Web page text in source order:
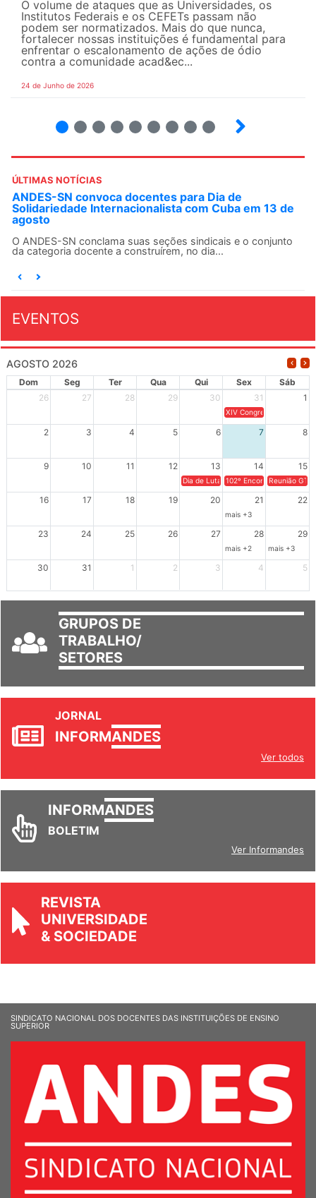
O volume de ataques que as Universidades, os
Institutos Federais e os CEFETs passam não
podem ser normatizados. Mais do que nunca,
fortalecer nossas instituições é fundamental para
enfrentar o escalonamento de ações de ódio
contra a comunidade acad&ec...
24 de Junho de 2026
ÚLTIMAS NOTÍCIAS
ANDES-SN convoca docentes para Dia de
Solidariedade Internacionalista com Cuba em 13 de
agosto
O ANDES-SN conclama suas seções sindicais e o conjunto
da categoria docente a construírem, no dia...
EVENTOS
AGOSTO 2026
Dom Seg Ter Qua Qui Sex
Sáb
26
27 28 29 30 31 1
XIV Congresso Brasileiro
2 3 4 5 6 7 8
9 10 11 12 13 14 15
Dia de Luta em Defesa de Cuba e da
102º Encontro da
Reunião
16 17 18 19 20 21 22
mais +3
23 24 25 26 27 28 29
mais +2 mais +3
30 31 1 2 3 4 5
GRUPOS DE
TRABALHO/
SETORES
JORNAL
INFORMANDES
Ver todos
INFORMANDES
BOLETIM
Ver Informandes
REVISTA
UNIVERSIDADE
& SOCIEDADE
SINDICATO NACIONAL DOS DOCENTES DAS INSTITUIÇÕES DE ENSINO
SUPERIOR